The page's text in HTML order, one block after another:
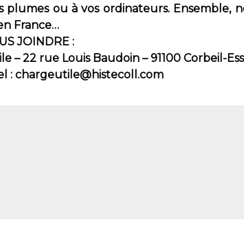
plumes ou à vos ordinateurs. Ensemble,
France…
JOINDRE :
– 22 rue Louis Baudoin – 91100 Corbeil-
: chargeutile@histecoll.com